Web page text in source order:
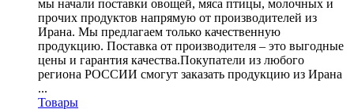
мы начали поставки овощей, мяса птицы, молочных и
прочих продуктов напрямую от производителей из
Ирана. Мы предлагаем только качественную
продукцию. Поставка от производителя – это выгодные
цены и гарантия качества.Покупатели из любого
региона РОССИИ смогут заказать продукцию из Ирана
...
Товары